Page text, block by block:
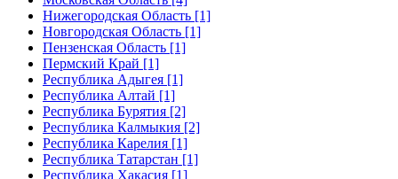
Нижегородская Область [1]
Новгородская Область [1]
Пензенская Область [1]
Пермский Край [1]
Республика Адыгея [1]
Республика Алтай [1]
Республика Бурятия [2]
Республика Калмыкия [2]
Республика Карелия [1]
Республика Татарстан [1]
Республика Хакасия [1]